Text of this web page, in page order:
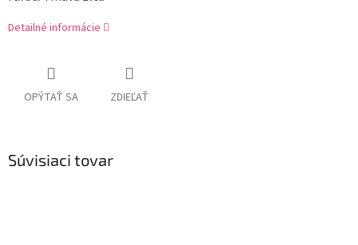
Detailné informácie
OPÝTAŤ SA ZDIEĽAŤ
Súvisiaci tovar